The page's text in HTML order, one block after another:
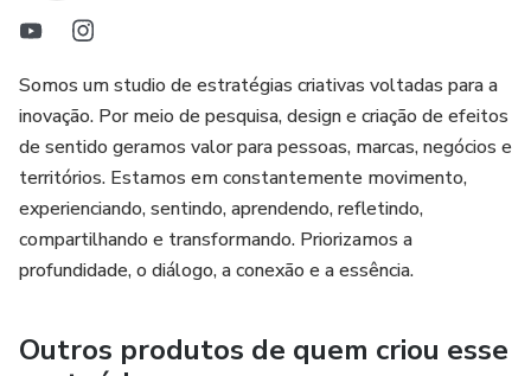
Somos um studio de estratégias criativas voltadas para a
inovação. Por meio de pesquisa, design e criação de efeitos
de sentido geramos valor para pessoas, marcas, negócios e
territórios. Estamos em constantemente movimento,
experienciando, sentindo, aprendendo, refletindo,
compartilhando e transformando. Priorizamos a
profundidade, o diálogo, a conexão e a essência.
Outros produtos de quem criou esse